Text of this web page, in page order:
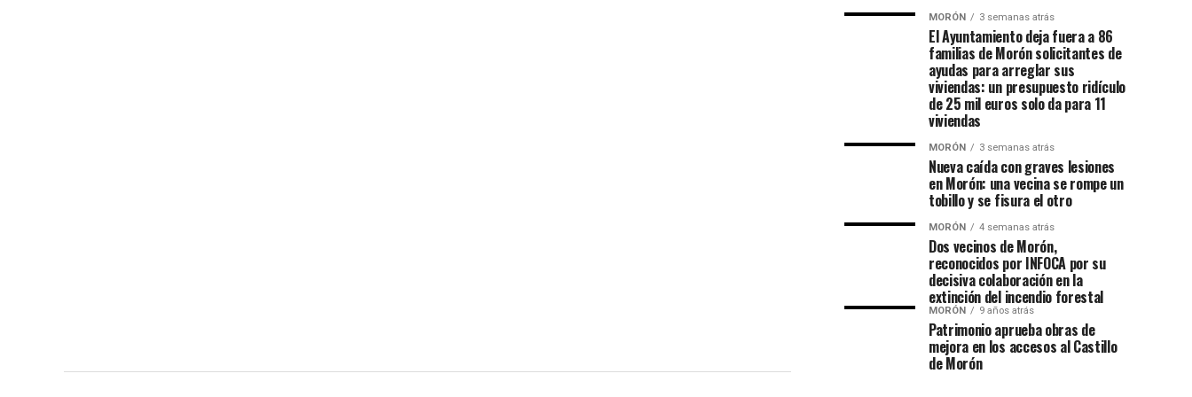
MORÓN 3 semanas atrás
El Ayuntamiento deja fuera a 86
familias de Morón solicitantes de
ayudas para arreglar sus
viviendas: un presupuesto ridículo
de 25 mil euros solo da para 11
viviendas
MORÓN 3 semanas atrás
Nueva caída con graves lesiones
en Morón: una vecina se rompe un
tobillo y se fisura el otro
MORÓN 4 semanas atrás
Dos vecinos de Morón,
reconocidos por INFOCA por su
decisiva colaboración en la
extinción del incendio forestal
MORÓN 9 años atrás
Patrimonio aprueba obras de
mejora en los accesos al Castillo
de Morón